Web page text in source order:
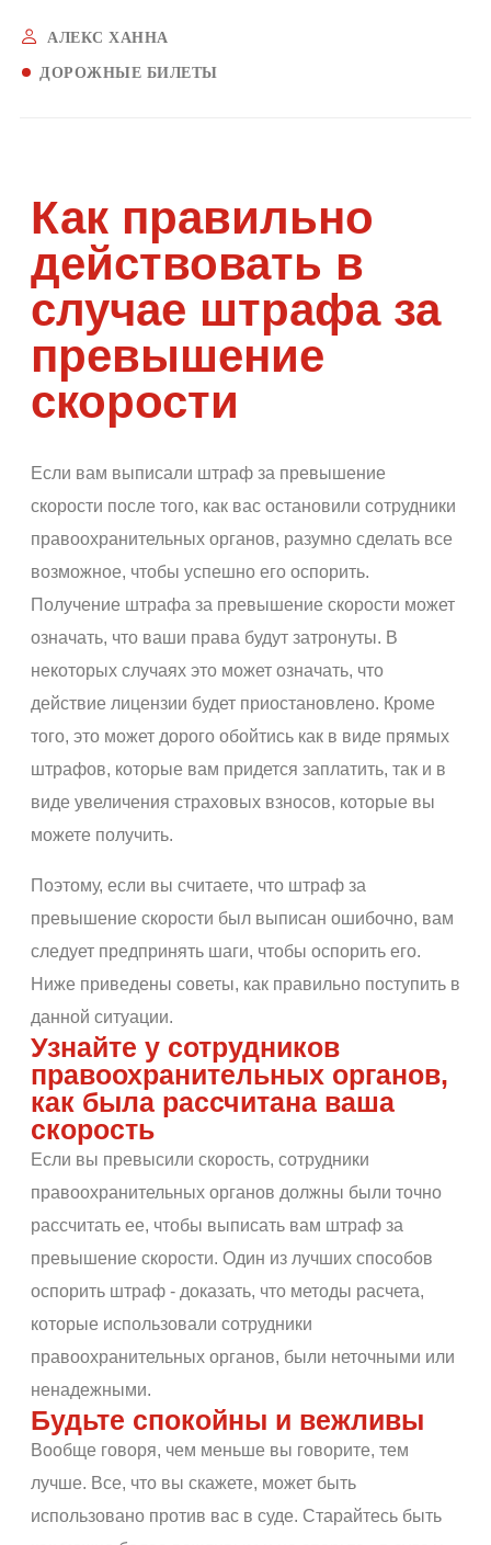
АЛЕКС ХАННА
ДОРОЖНЫЕ БИЛЕТЫ
Как правильно
действовать в
случае штрафа за
превышение
скорости
Если вам выписали штраф за превышение
скорости после того, как вас остановили сотрудники
правоохранительных органов, разумно сделать все
возможное, чтобы успешно его оспорить.
Получение штрафа за превышение скорости может
означать, что ваши права будут затронуты. В
некоторых случаях это может означать, что
действие лицензии будет приостановлено. Кроме
того, это может дорого обойтись как в виде прямых
штрафов, которые вам придется заплатить, так и в
виде увеличения страховых взносов, которые вы
можете получить.
Поэтому, если вы считаете, что штраф за
превышение скорости был выписан ошибочно, вам
следует предпринять шаги, чтобы оспорить его.
Ниже приведены советы, как правильно поступить в
данной ситуации.
Узнайте у сотрудников
правоохранительных органов,
как была рассчитана ваша
скорость
Если вы превысили скорость, сотрудники
правоохранительных органов должны были точно
рассчитать ее, чтобы выписать вам штраф за
превышение скорости. Один из лучших способов
оспорить штраф - доказать, что методы расчета,
которые использовали сотрудники
правоохранительных органов, были неточными или
ненадежными.
Будьте спокойны и вежливы
Вообще говоря, чем меньше вы говорите, тем
лучше. Все, что вы скажете, может быть
использовано против вас в суде. Старайтесь быть